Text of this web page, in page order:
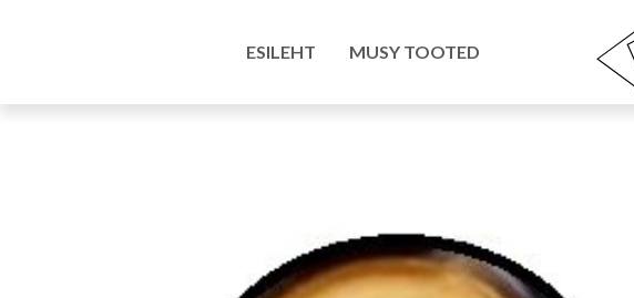
ESILEHT MUSY TOOTED
/